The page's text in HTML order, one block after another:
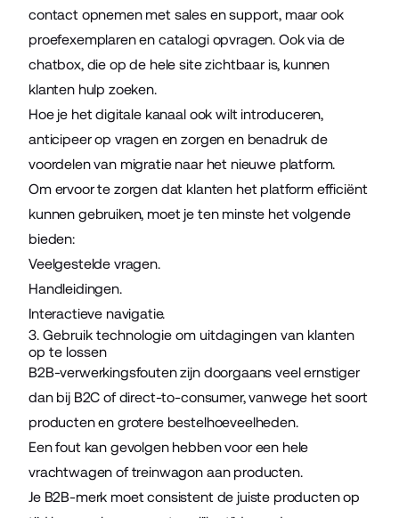
contact opnemen met sales en support, maar ook
proefexemplaren en catalogi opvragen. Ook via de
chatbox, die op de hele site zichtbaar is, kunnen
klanten hulp zoeken.
Hoe je het digitale kanaal ook wilt introduceren,
anticipeer op vragen en zorgen en benadruk de
voordelen van migratie naar het nieuwe platform.
Om ervoor te zorgen dat klanten het platform efficiënt
kunnen gebruiken, moet je ten minste het volgende
bieden:
Veelgestelde vragen.
Handleidingen.
Interactieve navigatie.
3. Gebruik technologie om uitdagingen van klanten
op te lossen
B2B-verwerkingsfouten zijn doorgaans veel ernstiger
dan bij B2C of direct-to-consumer, vanwege het soort
producten en grotere bestelhoeveelheden.
Een fout kan gevolgen hebben voor een hele
vrachtwagen of treinwagon aan producten.
Je B2B-merk moet consistent de juiste producten op